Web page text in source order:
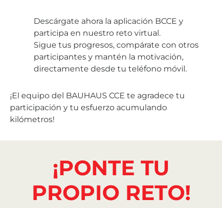
Descárgate ahora la aplicación BCCE y
participa en nuestro reto virtual.
Sigue tus progresos, compárate con otros
participantes y mantén la motivación,
directamente desde tu teléfono móvil.
¡El equipo del BAUHAUS CCE te agradece tu
participación y tu esfuerzo acumulando
kilómetros!
¡PONTE TU
PROPIO RETO!